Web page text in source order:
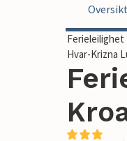
Oversikt
Ferieleilighet
Hvar-Krizna